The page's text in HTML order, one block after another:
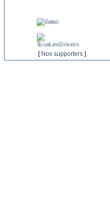
[ Nos supporters]